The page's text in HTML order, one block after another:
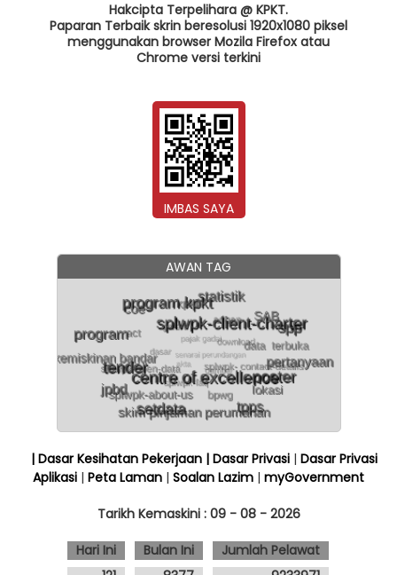
Hakcipta Terpelihara @ KPKT.
Paparan Terbaik skrin beresolusi 1920x1080 piksel
menggunakan browser Mozila Firefox atau
Chrome versi terkini
IMBAS SAYA
AWAN TAG
| Dasar Kesihatan Pekerjaan | Dasar Privasi| Dasar Privasi
Aplikasi | Peta Laman | Soalan Lazim | myGovernment
Tarikh Kemaskini : 09 - 08 - 2026
Hari Ini
Bulan Ini
Jumlah Pelawat